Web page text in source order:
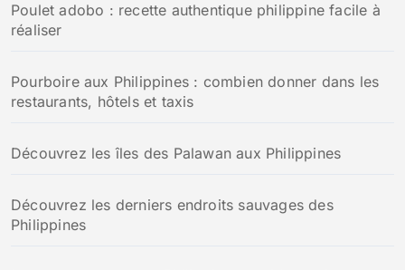
Poulet adobo : recette authentique philippine facile à
réaliser
Pourboire aux Philippines : combien donner dans les
restaurants, hôtels et taxis
Découvrez les îles des Palawan aux Philippines
Découvrez les derniers endroits sauvages des
Philippines